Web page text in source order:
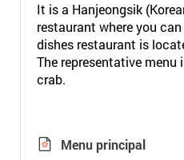
It is a Hanjeongsik
restaurant where you
dishes restaurant is
The representative menu
crab.
Menu principal